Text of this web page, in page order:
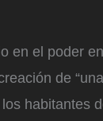
en el poder
de
habitantes